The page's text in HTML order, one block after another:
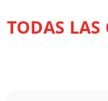
TODAS LAS